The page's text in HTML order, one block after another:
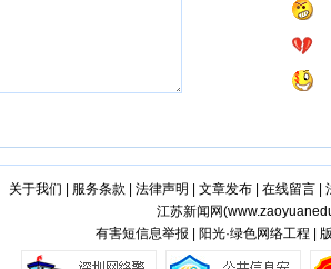
关于我们 服务条款 法律声明 文章发布| 在线留言|
江苏新闻网(
有害短信息举报 | 阳光·绿色网络工程 |